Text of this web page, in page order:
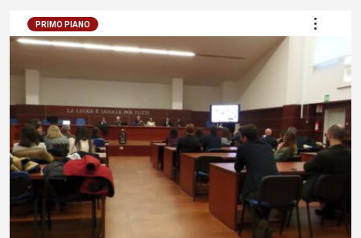
PRIMO PIANO